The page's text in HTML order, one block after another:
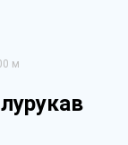
м